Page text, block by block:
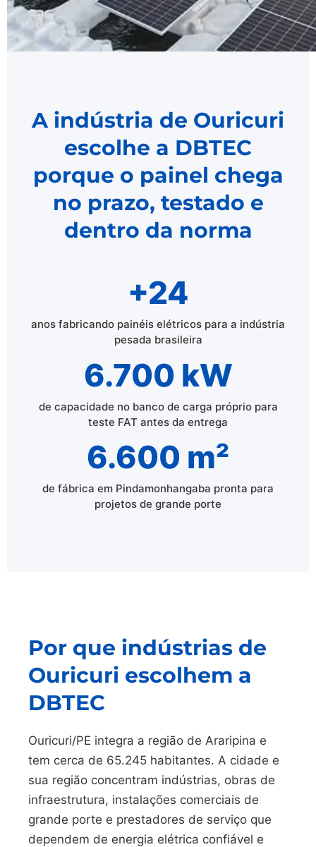
A indústria de Ouricuri
escolhe a DBTEC
porque o painel chega
no prazo, testado e
dentro da norma
+24
anos fabricando painéis elétricos para a indústria
pesada brasileira
6.700 kW
de capacidade no banco de carga próprio para
teste FAT antes da entrega
6.600 m²
de fábrica em Pindamonhangaba pronta para
projetos de grande porte
Por que indústrias de
Ouricuri escolhem a
DBTEC
Ouricuri/PE integra a região de Araripina e
tem cerca de 65.245 habitantes. A cidade e
sua região concentram indústrias, obras de
infraestrutura, instalações comerciais de
grande porte e prestadores de serviço que
dependem de energia elétrica confiável e